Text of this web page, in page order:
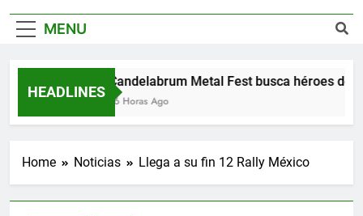
MENU
HEADLINES
Candelabrum Metal Fest busca héroes de
16 Horas Ago
Home Noticias Llega a su fin 12 Rally México